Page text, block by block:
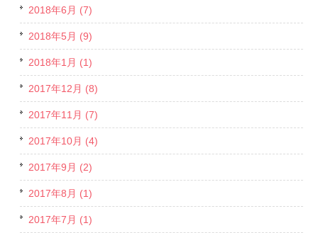
2018年6月 (7)
2018年5月 (9)
2018年1月 (1)
2017年12月 (8)
2017年11月 (7)
2017年10月 (4)
2017年9月 (2)
2017年8月 (1)
2017年7月 (1)